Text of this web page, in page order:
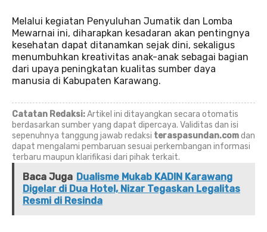
Melalui kegiatan Penyuluhan Jumatik dan Lomba
Mewarnai ini, diharapkan kesadaran akan pentingnya
kesehatan dapat ditanamkan sejak dini, sekaligus
menumbuhkan kreativitas anak-anak sebagai bagian
dari upaya peningkatan kualitas sumber daya
manusia di Kabupaten Karawang.
Catatan Redaksi:Artikel ini ditayangkan secara otomatis
berdasarkan sumber yang dapat dipercaya. Validitas dan isi
sepenuhnya tanggung jawab redaksi teraspasundan.comdan
dapat mengalami pembaruan sesuai perkembangan informasi
terbaru maupun klarifikasi dari pihak terkait.
Baca Juga Dualisme Mukab KADIN Karawang
Digelar di Dua Hotel, Nizar Tegaskan Legalitas
Resmi di Resinda